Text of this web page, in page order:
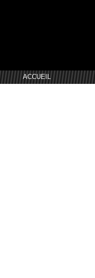
ACCUEIL